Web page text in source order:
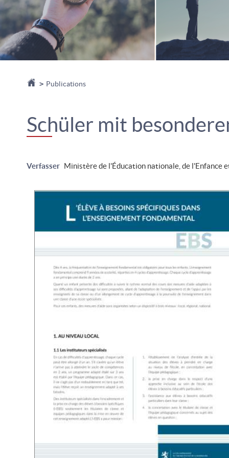
Startseite
> Publications
Schüler mit
Verfasser Ministère de l'Éducation nationale, de l'Enfance